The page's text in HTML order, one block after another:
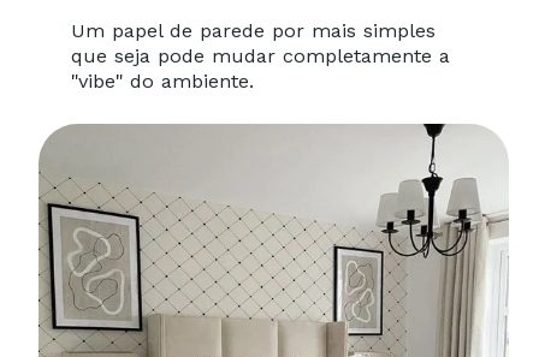
Um papel de parede por mais simples
que seja pode mudar completamente a
"vibe" do ambiente.